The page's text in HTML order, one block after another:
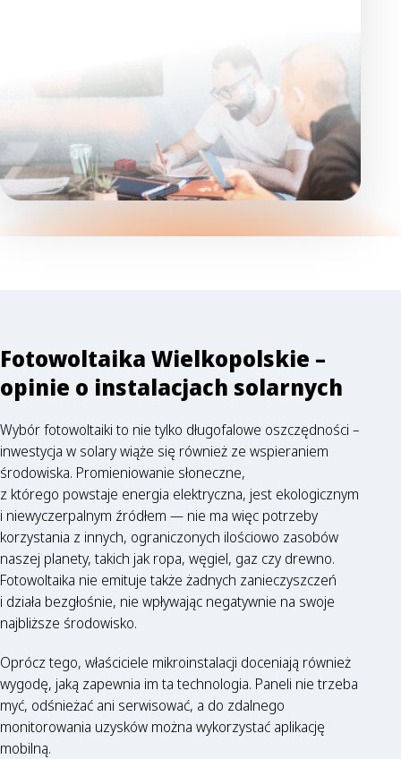
Fotowoltaika Wielkopolskie –
opinie o instalacjach solarnych
Wybór fotowoltaiki to nie tylko długofalowe oszczędności –
inwestycja w solary wiąże się również ze wspieraniem
środowiska. Promieniowanie słoneczne,
z którego powstaje energia elektryczna, jest ekologicznym
i niewyczerpalnym źródłem — nie ma więc potrzeby
korzystania z innych, ograniczonych ilościowo zasobów
naszej planety, takich jak ropa, węgiel, gaz czy drewno.
Fotowoltaika nie emituje także żadnych zanieczyszczeń
i działa bezgłośnie, nie wpływając negatywnie na swoje
najbliższe środowisko.
Oprócz tego, właściciele mikroinstalacji doceniają również
wygodę, jaką zapewnia im ta technologia. Paneli nie trzeba
myć, odśnieżać ani serwisować, a do zdalnego
monitorowania uzysków można wykorzystać aplikację
mobilną.